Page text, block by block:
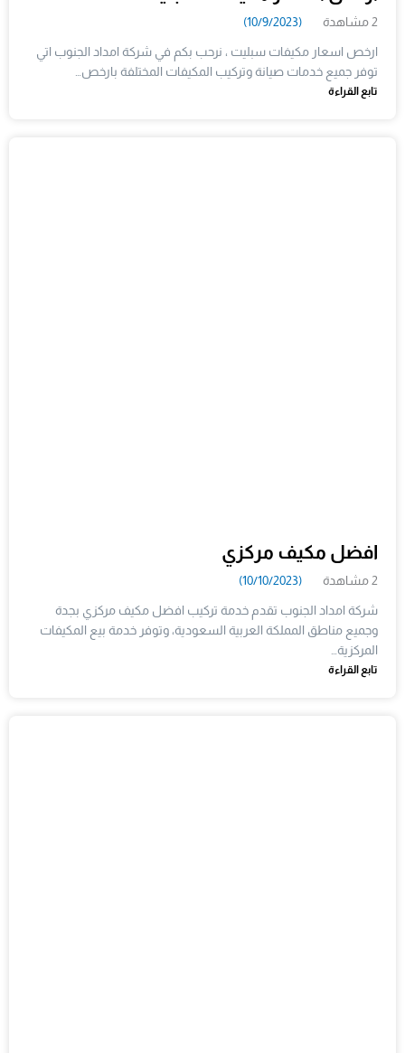
2 مشاهدة (10/9/2023)
ارخص اسعار مكيفات سبليت ، نرحب بكم في شركة امداد الجنوب اتي
توفر جميع خدمات صيانة وتركيب المكيفات المختلفة بارخص…
تابع القراءة
افضل مكيف مركزي
2 مشاهدة (10/10/2023)
شركة امداد الجنوب تقدم خدمة تركيب افضل مكيف مركزي بجدة
وجميع مناطق المملكة العربية السعودية، وتوفر خدمة بيع المكيفات
المركزية…
تابع القراءة